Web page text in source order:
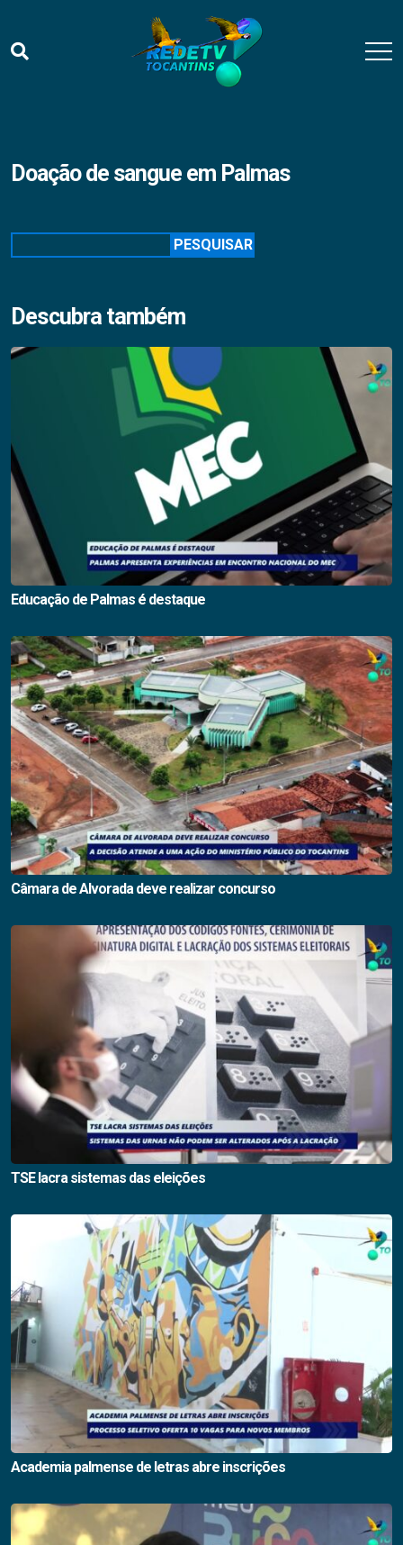
Doação de sangue em Palmas
PESQUISAR
Descubra também
Educação de Palmas é destaque
Câmara de Alvorada deve realizar concurso
TSE lacra sistemas das eleições
Academia palmense de letras abre inscrições